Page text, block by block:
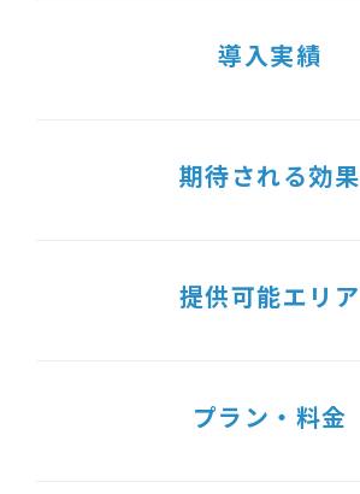
導入実績
期待される効果
提供可能エリア
プラン・料金